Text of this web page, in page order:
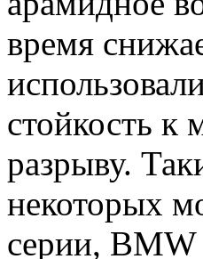
время
стойкость к
разрыву.
некоторых
серии,